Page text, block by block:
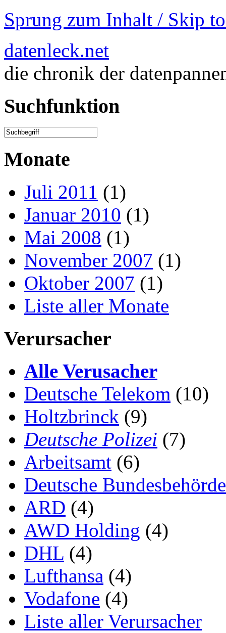
Sprung zum Inhalt / Skip
datenleck.net
die chronik der
Suchfunktion
Monate
Juli 2011 (1)
Januar 2010 (1)
Mai 2008 (1)
November 2007 (1)
Oktober 2007 (1)
Liste aller Monate
Verursacher
Alle Verusacher
Deutsche Telekom (10)
Holtzbrinck (9)
Deutsche Polizei (7)
Arbeitsamt (6)
Deutsche
ARD (4)
AWD Holding (4)
DHL (4)
Lufthansa (4)
Vodafone (4)
Liste aller Verursacher